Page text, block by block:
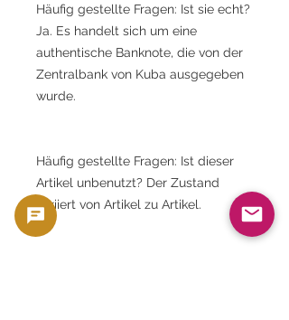
Häufig gestellte Fragen: Ist sie echt?
Ja. Es handelt sich um eine
authentische Banknote, die von der
Zentralbank von Kuba ausgegeben
wurde.
Häufig gestellte Fragen: Ist dieser
Artikel unbenutzt? Der Zustand
variiert von Artikel zu Artikel.